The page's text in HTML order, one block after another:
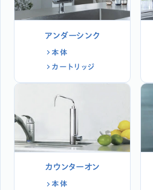
アンダーシンク
本体
カートリッジ
カウンターオン
本体